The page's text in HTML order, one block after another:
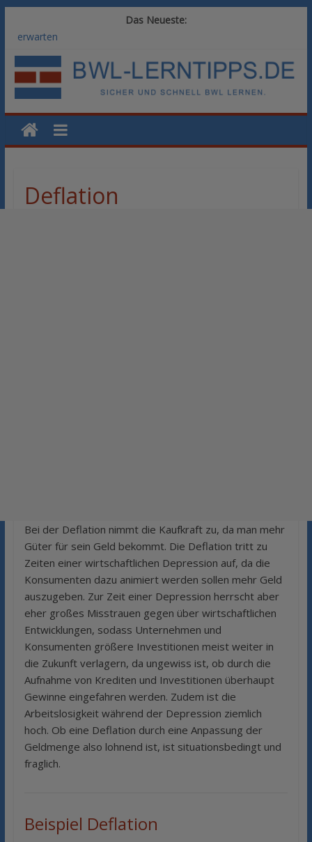
Das Neueste:
Vom BWL-Studium zur Führungsposition: Weiterbildungswege
Rechnungswesen im BWL-Studium: Digitale Tools für die
Finanzbuchhaltung
KI-Kompetenz im BWL-Studium: Controlling und
Datenanalyse verstehen
Methoden der Personalentwicklung: Blended Learning versus
klassische Präsenzschulung im Vergleich
Deflation
Bei der Deflation nimmt die Kaufkraft zu, da man mehr
Güter für sein Geld bekommt. Die Deflation tritt zu
Zeiten einer wirtschaftlichen Depression auf, da die
Konsumenten dazu animiert werden sollen mehr Geld
auszugeben. Zur Zeit einer Depression herrscht aber
eher großes Misstrauen gegen über wirtschaftlichen
Entwicklungen, sodass Unternehmen und
Konsumenten größere Investitionen meist weiter in
die Zukunft verlagern, da ungewiss ist, ob durch die
Aufnahme von Krediten und Investitionen überhaupt
Gewinne eingefahren werden. Zudem ist die
Arbeitslosigkeit während der Depression ziemlich
hoch. Ob eine Deflation durch eine Anpassung der
Geldmenge also lohnend ist, ist situationsbedingt und
fraglich.
Beispiel Deflation